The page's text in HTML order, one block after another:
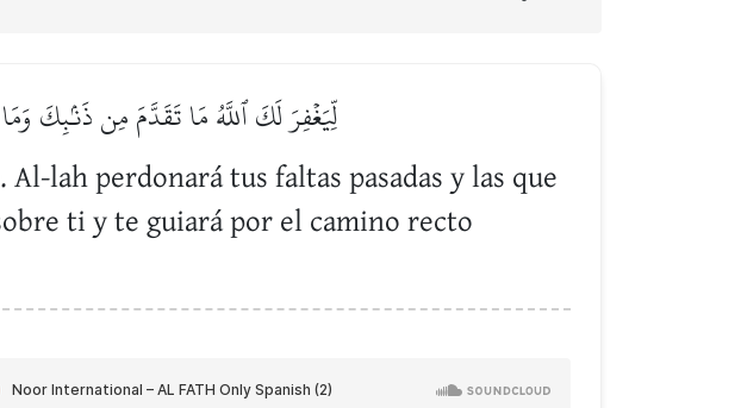
لِّيَغۡفِرَ لَكَ ٱللَّهُ مَا تَقَدَّمَ مِن ذَنۢبِكَ
lah perdonará tus faltas pasadas y las que
ti y te guiará por el camino recto